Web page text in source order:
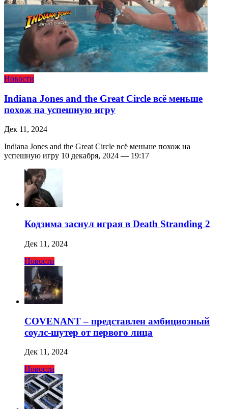
Новости
Indiana Jones and the Great Circle всё меньше
похож на успешную игру
Дек 11, 2024
Indiana Jones and the Great Circle всё меньше похож на
успешную игру 10 декабря, 2024 — 19:17
Кодзима заснул играя в Death Stranding 2
Дек 11, 2024
Новости
COVENANT – представлен амбициозный
соулс-шутер от первого лица
Дек 11, 2024
Новости